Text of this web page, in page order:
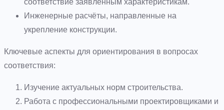
Инженерные расчёты, направленные на
укрепление конструкции.
Ключевые аспекты для ориентирования в вопросах
соответствия:
Изучение актуальных норм строительства.
Работа с профессиональными проектировщиками и